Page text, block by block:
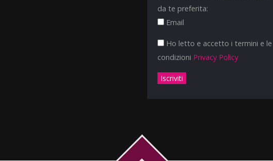
da te preferita:
Email
Ho letto e accetto i termini e le
condizioni Privacy Policy